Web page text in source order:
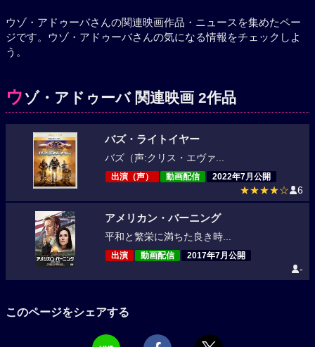
ウゾ・アドゥーバさんの関連映画作品・ニュースを集めたペー
ジです。ウゾ・アドゥーバさんの気になる情報をチェックしよ
う。
ウ ゾ・アドゥーバ 関連映画 2作品
バズ・ライトイヤー
バズ（声:クリス・エヴァ...
出演（声） 動画配信 2022年7月公開
★★★★☆ 6
アメリカン・バーニング
平和と繁栄に満ちた良き時...
出演 動画配信 2017年7月公開
-
このページをシェアする